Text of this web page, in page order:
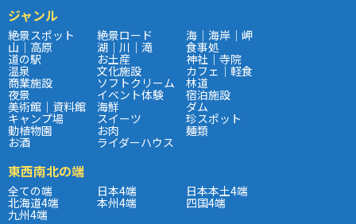
ジャンル
絶景スポット 絶景ロード 海｜海岸｜岬
山｜高原 湖｜川｜滝 食事処
道の駅 お土産 神社｜寺院
温泉 文化施設 カフェ｜軽食
商業施設 ソフトクリーム 林道
夜景 イベント体験 宿泊施設
美術館｜資料館 海鮮 ダム
キャンプ場 スイーツ 珍スポット
動植物園 お肉 麺類
お酒 ライダーハウス
東西南北の端
全ての端 日本4端 日本本土4端
北海道4端 本州4端 四国4端
九州4端